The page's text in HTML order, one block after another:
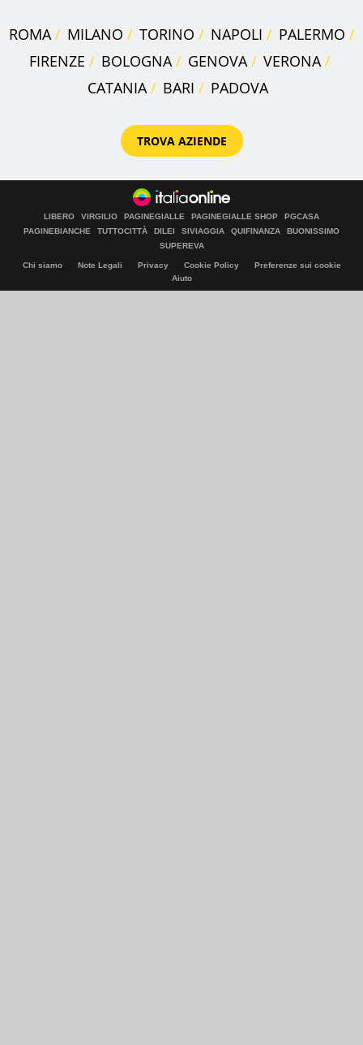
ROMA MILANO TORINO NAPOLI
PALERMO
FIRENZE
BOLOGNA GENOVA
VERONA
CATANIA
BARI PADOVA
TROVA AZIENDE
LIBERO VIRGILIO PAGINEGIALLE PAGINEGIALLE SHOP
PGCASA
PAGINEBIANCHE
TUTTOCITTÀ DILEI SIVIAGGIA QUIFINANZA
BUONISSIMO
SUPEREVA
Chi siamo Note Legali Privacy Cookie Policy
Preferenze sui cookie
Aiuto